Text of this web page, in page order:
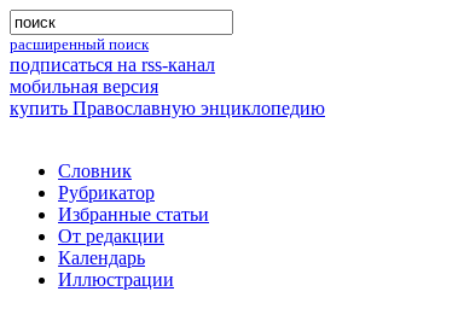
расширенный поиск
подписаться на rss-канал
мобильная версия
купить Православную энциклопедию
Словник
Рубрикатор
Избранные статьи
От редакции
Календарь
Иллюстрации